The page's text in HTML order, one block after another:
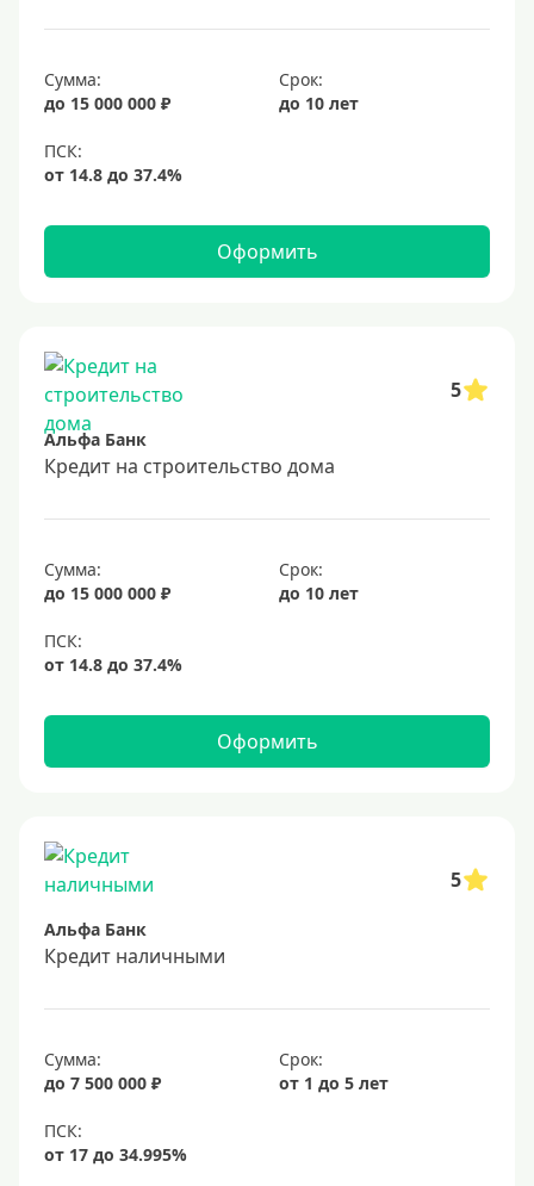
Сумма:
до 15 000 000 ₽
Срок:
до 10 лет
Оформить
5
Альфа Банк
Кредит на строительство дома
Сумма:
до 15 000 000 ₽
Срок:
до 10 лет
Оформить
5
Альфа Банк
Кредит наличными
Сумма:
до 7 500 000 ₽
Срок:
от 1 до 5 лет